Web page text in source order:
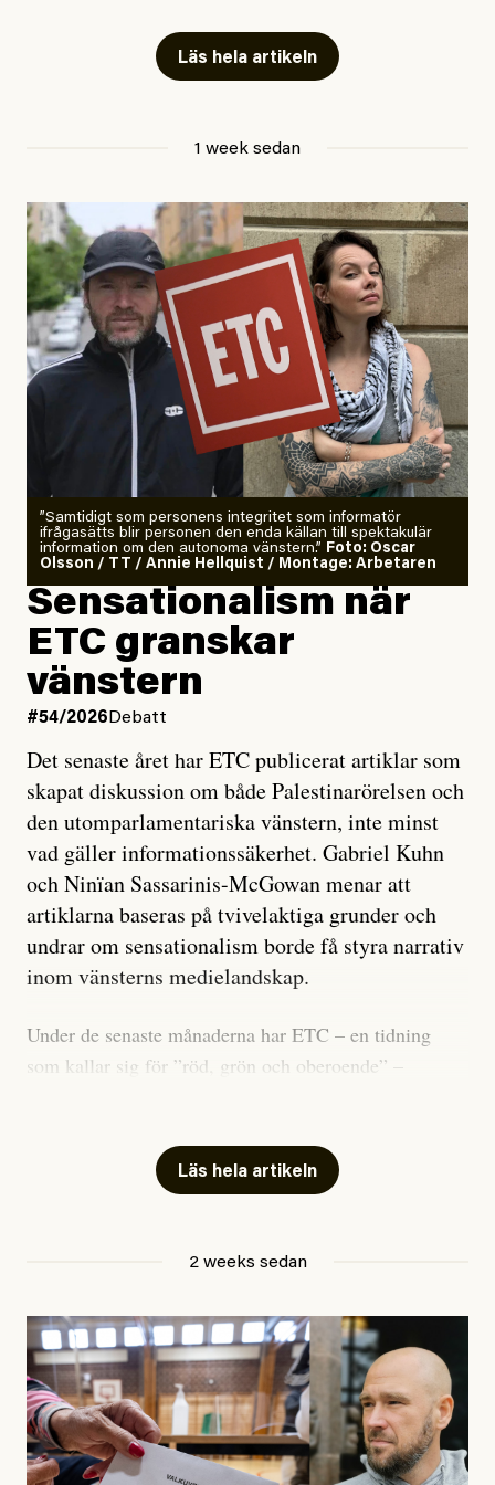
Läs hela artikeln
1 week sedan
”Samtidigt som personens integritet som informatör
ifrågasätts blir personen den enda källan till spektakulär
information om den autonoma vänstern.” Foto: Oscar
Olsson / TT / Annie Hellquist / Montage: Arbetaren
Sensationalism när
ETC granskar
vänstern
#54/2026 Debatt
Det senaste året har ETC publicerat artiklar som
skapat diskussion om både Palestinarörelsen och
den utomparlamentariska vänstern, inte minst
vad gäller informationssäkerhet. Gabriel Kuhn
och Ninïan Sassarinis-McGowan menar att
artiklarna baseras på tvivelaktiga grunder och
undrar om sensationalism borde få styra narrativ
inom vänsterns medielandskap.
Under de senaste månaderna har ETC – en tidning
som kallar sig för ”röd, grön och oberoende” –
skriver för? Vad betyder det att vara en ”röd, grön och
oberoende” tidning? Och vad är egentligen bra
utpekas som israelisk infiltratör”. Enligt ingressen
handlar artikeln om en person vars ”bakgrund skapar
splittring och oro i rörelsen”. Problemet är att artikeln
skapar betydligt mer oro i palestinarörelsen – och den
oberoende vänstern – än den porträtterade personen
Läs hela artikeln
2 weeks sedan